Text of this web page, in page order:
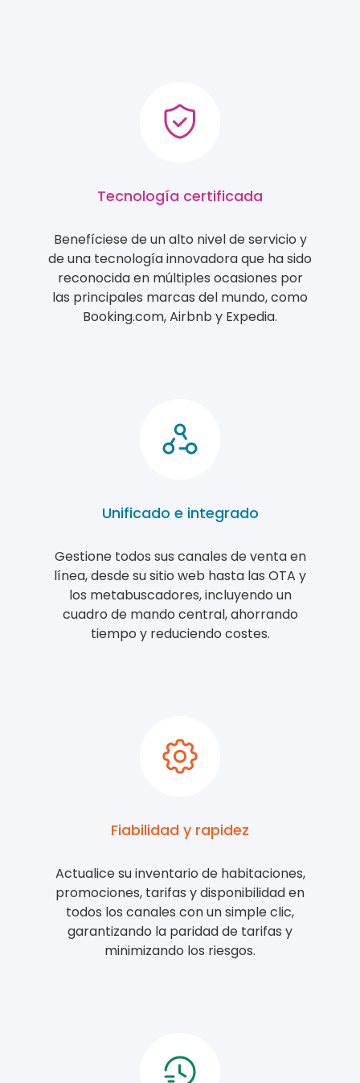
Tecnología certificada
Benefíciese de un alto nivel de servicio y
de una tecnología innovadora que ha sido
reconocida en múltiples ocasiones por
las principales marcas del mundo, como
Booking.com, Airbnb y Expedia.
Unificado e integrado
Gestione todos sus canales de venta en
línea, desde su sitio web hasta las OTA y
los metabuscadores, incluyendo un
cuadro de mando central, ahorrando
tiempo y reduciendo costes.
Fiabilidad y rapidez
Actualice su inventario de habitaciones,
promociones, tarifas y disponibilidad en
todos los canales con un simple clic,
garantizando la paridad de tarifas y
minimizando los riesgos.